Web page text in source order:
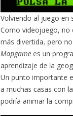
Volviendo al juego en
Como videojuego, no
más divertida, pero
Mapgamees un
aprendizaje de la
Un punto importante
a muchas casas con
podría animar la